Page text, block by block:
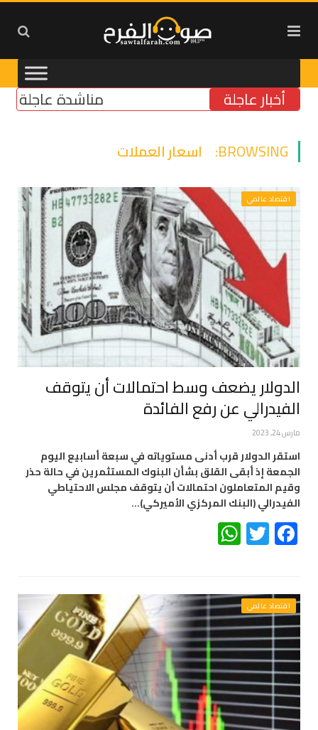
أخبار عاجلة مناشدة عاجلة لتأمين
BROWSING: اسعار العملات
اقتصاد عالمي
الدولار يضعف وسط احتمالات أن يتوقف
الفيدرالي عن رفع الفائدة
مارس 24, 2023
استقر الدولار قرب أدنى مستوياته في سبعة أسابيع اليوم
الجمعة إذ أبقى القلق بشأن البنوك المستثمرين في حالة حذر
وقيم المتعاملون احتمالات أن يتوقف مجلس الاحتياطي
الفيدرالي (البنك المركزي الأميركي)…
Facebook
Twitter
اقتصاد عالمي